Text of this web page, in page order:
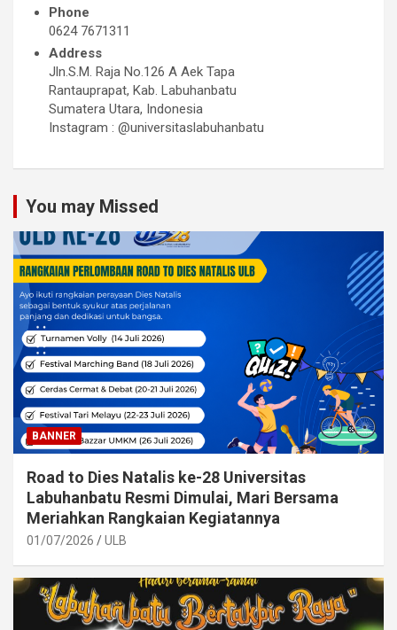
Phone
0624 7671311
Address
Jln.S.M. Raja No.126 A Aek Tapa
Rantauprapat, Kab. Labuhanbatu
Sumatera Utara, Indonesia
Instagram : @universitaslabuhanbatu
You may Missed
BANNER
Road to Dies Natalis ke-28 Universitas
Labuhanbatu Resmi Dimulai, Mari Bersama
Meriahkan Rangkaian Kegiatannya
01/07/2026 ULB